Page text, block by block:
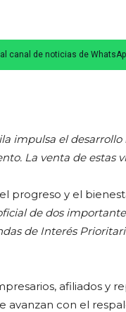
canal de noticias de
impulsa el
La venta de estas
progreso y el
de dos
de Interés
afiliados y
avanzan con el